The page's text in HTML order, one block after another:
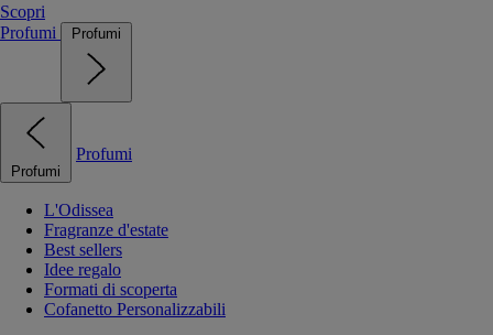
Scopri
Profumi
Profumi
Profumi
Profumi
L'Odissea
Fragranze d'estate
Best sellers
Idee regalo
Formati di scoperta
Cofanetto Personalizzabili